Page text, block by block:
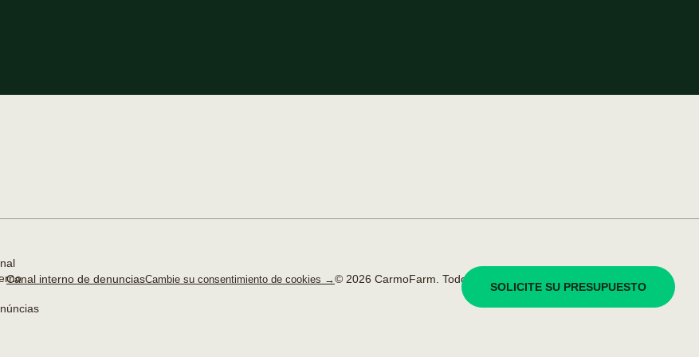
SOLICITE SU PRESUPUESTO
Canal interno de denunciasCambie su consentimiento de cookies →© 2026 CarmoFarm. Todos los derechos reservados.